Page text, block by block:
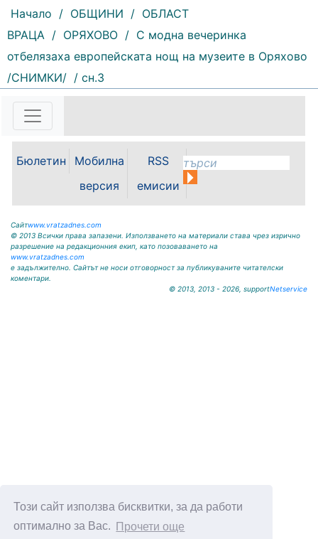
Този сайт използва бисквитки, за да работи
оптимално за Вас.
Прочети още
178 | 2026-08-05 16:17:12
Възможностите за привличане на
инвестиции, развитието на
местната икономика и бъдещето
център бяха във фокуса на
Община Видин д-р Цветан
Начало / ОБЩИНИ / ОБЛАСТ
ВРАЦА / ОРЯХОВО / С модна вечеринка
отбелязаха европейската нощ на музеите в Оряхово
/СНИМКИ/ / сн.3
Бюлетин
Мобилна
версия
RSS
емисии
Сайтwww.vratzadnes.com
© 2013 Всички права запазени. Използването на материали става чрез изрично
разрешение на редакционния екип, като позоваването на
www.vratzadnes.com
е задължително. Сайтът не носи отговорност за публикуваните читателски
коментари.
© 2013, 2013 - 2026, supportNetservice